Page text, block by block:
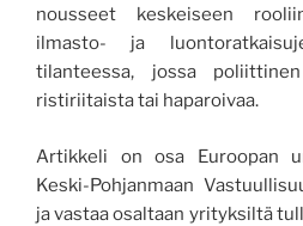
nousseet keskeiseen
ilmasto- ja
tilanteessa, jossa
ristiriitaista tai haparoivaa.
Artikkeli on osa Euroopan
Keski-Pohjanmaan
ja vastaa osaltaan yrityksiltä